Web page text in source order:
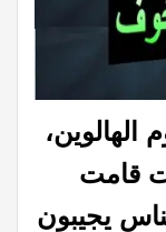
قامت
يجيبون